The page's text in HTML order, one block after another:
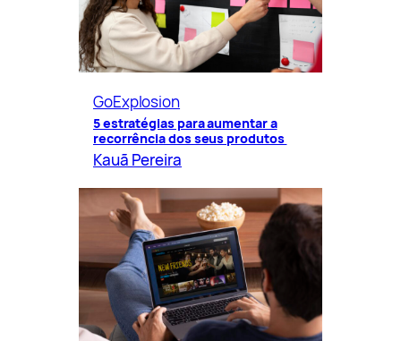
GoExplosion
5 estratégias para aumentar a
recorrência dos seus produtos
Kauã Pereira